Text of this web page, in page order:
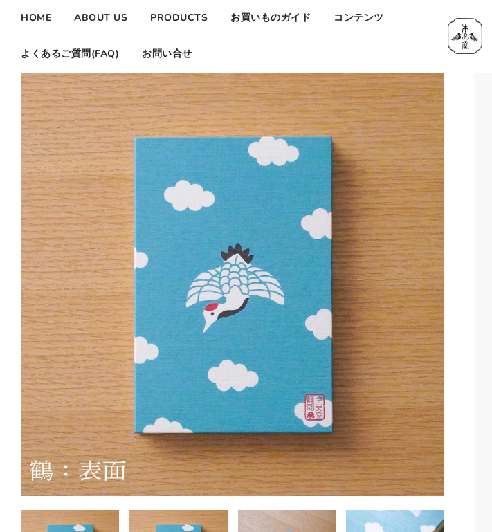
HOME ABOUT US PRODUCTS お買いものガイド コンテンツ
よくあるご質問(FAQ) お問い合せ